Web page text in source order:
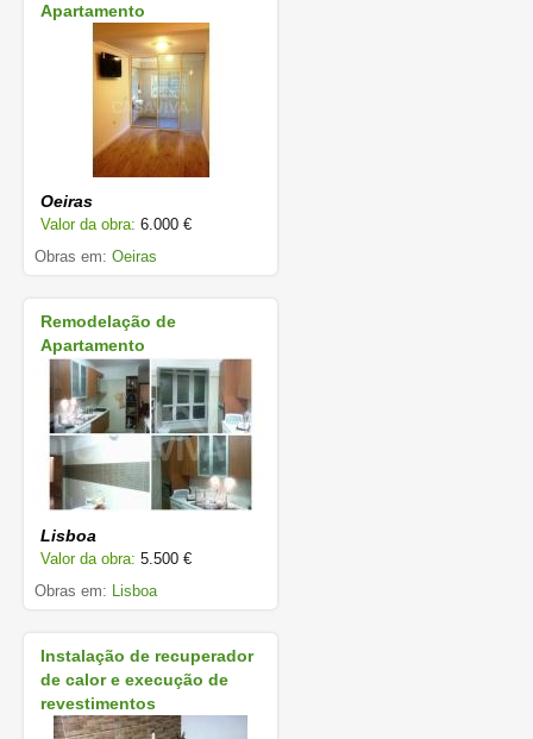
Apartamento
Oeiras
Valor da obra: 6.000 €
Obras em: Oeiras
Remodelação de
Apartamento
Lisboa
Valor da obra: 5.500 €
Obras em: Lisboa
Instalação de recuperador
de calor e execução de
revestimentos